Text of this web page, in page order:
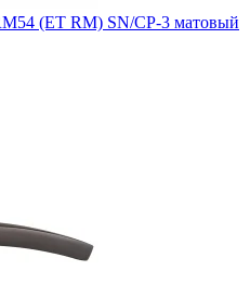
(ET RM) SN/CP-3 матовый